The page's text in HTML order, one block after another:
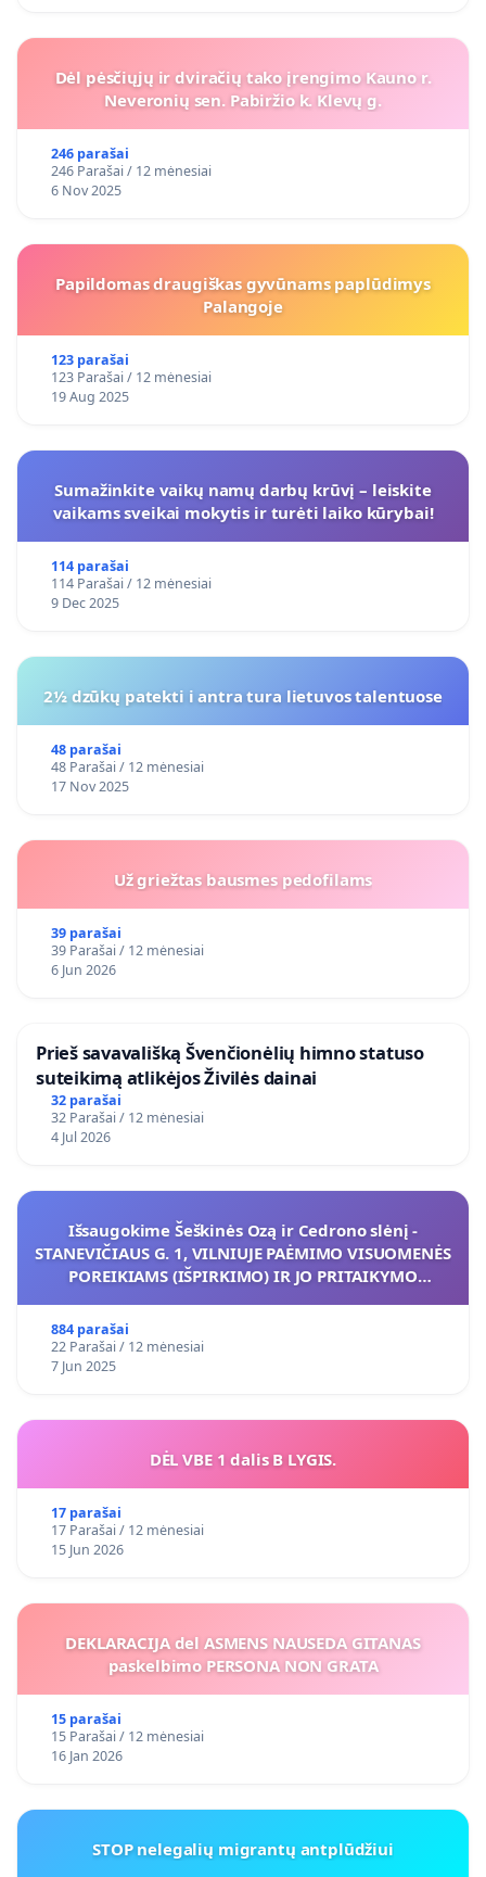
Dėl pėsčiųjų ir dviračių tako įrengimo Kauno r.
Neveronių sen. Pabiržio k. Klevų g.
246 parašai
246 Parašai / 12 mėnesiai
6 Nov 2025
Papildomas draugiškas gyvūnams paplūdimys
Palangoje
123 parašai
123 Parašai / 12 mėnesiai
19 Aug 2025
Sumažinkite vaikų namų darbų krūvį – leiskite
vaikams sveikai mokytis ir turėti laiko kūrybai!
114 parašai
114 Parašai / 12 mėnesiai
9 Dec 2025
2½ dzūkų patekti i antra tura lietuvos talentuose
48 parašai
48 Parašai / 12 mėnesiai
17 Nov 2025
Už griežtas bausmes pedofilams
39 parašai
39 Parašai / 12 mėnesiai
6 Jun 2026
​Prieš savavališką Švenčionėlių himno statuso
suteikimą atlikėjos Živilės dainai
32 parašai
32 Parašai / 12 mėnesiai
4 Jul 2026
Išsaugokime Šeškinės Ozą ir Cedrono slėnį -
STANEVIČIAUS G. 1, VILNIUJE PAĖMIMO VISUOMENĖS
POREIKIAMS (IŠPIRKIMO) IR JO PRITAIKYMO
884 parašai
22 Parašai / 12 mėnesiai
7 Jun 2025
DĖL VBE 1 dalis B LYGIS.
17 parašai
17 Parašai / 12 mėnesiai
15 Jun 2026
DEKLARACIJA del ASMENS NAUSEDA GITANAS
paskelbimo PERSONA NON GRATA
15 parašai
15 Parašai / 12 mėnesiai
16 Jan 2026
STOP nelegalių migrantų antplūdžiui